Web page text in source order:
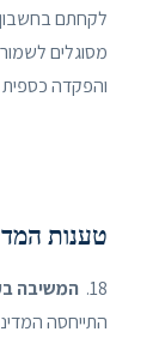
לקחתם
מסוגלים
והפקדה כספית בסך
טענות
18. המשיבה
התייחסה